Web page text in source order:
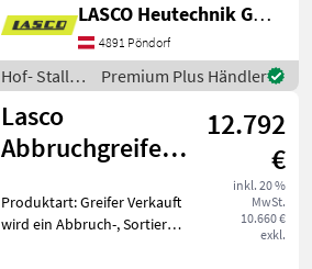
1988 Spur: 3, 5m
Reichweite: ca. 8 m
Tragkraft: 600 kg
Schwenkwerk: En
LASCO Heutechnik GmbH
4891 Pöndorf
Hof- Stall-
und
Weidetechnik
/ ASCO
Premium Plus Händler
Lasco
Abbruchgreifer,
Steingreifer
12.792
€
inkl. 20 %
MwSt.
10.660 €
exkl.
Produktart: Greifer Verkauft
wird ein Abbruch-, Sortier-,